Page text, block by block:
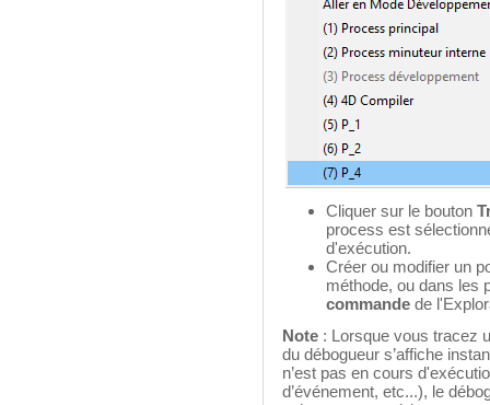
Cliquer sur le bouton
process est
d'exécution.
Créer ou modifier un
méthode, ou dans les
commande de
Note : Lorsque vous tracez
du débogueur s’affiche
n’est pas en cours
d’événement, etc...), le